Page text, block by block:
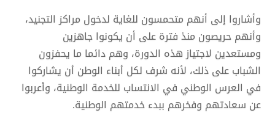
وأشاروا إلى أنهم متحمسون للغاية لدخول مراكز التجنيد،
وأنهم حريصون منذ فترة على أن يكونوا جاهزين
ومستعدين لاجتياز هذه الدورة، وهم دائما ما يحفزون
الشباب على ذلك، لأنه شرف لكل أبناء الوطن أن يشاركوا
في العرس الوطني في الانتساب للخدمة الوطنية، وأعربوا
عن سعادتهم وفخرهم ببدء خدمتهم الوطنية.